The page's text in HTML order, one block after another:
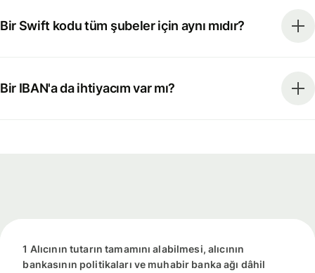
Bir Swift kodu tüm şubeler için aynı mıdır?
Bir IBAN'a da ihtiyacım var mı?
1 Alıcının tutarın tamamını alabilmesi, alıcının
bankasının politikaları ve muhabir banka ağı dâhil